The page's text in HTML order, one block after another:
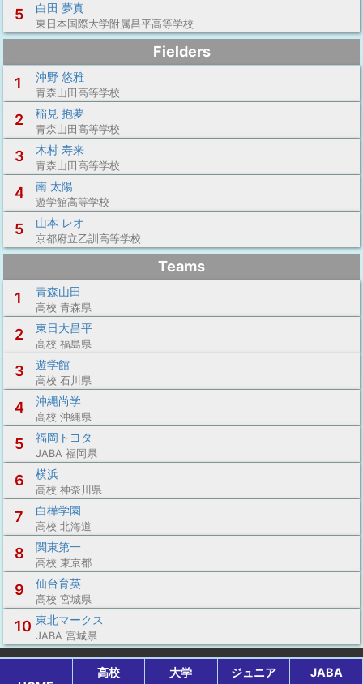
5 白田 夢真
東日本国際大学附属昌平高等学校
Fielders
1
沖野 悠雅
青森山田高等学校
2 稲見 抱夢
青森山田高等学校
3 木村 寿来
青森山田高等学校
4 南 太陽
遊学館高等学校
5 山本 レオ
京都府立乙訓高等学校
Teams
1
青森山田
高校 青森県
2 東日大昌平
高校 福島県
3 遊学館
高校 石川県
4 沖縄尚学
高校 沖縄県
5 福岡トヨタ
JABA 福岡県
6 横浜
高校 神奈川県
7 白樺学園
高校 北海道
8 関東第一
高校 東京都
9 仙台育英
高校 宮城県
10 東北マークス
JABA 宮城県
高校 大学 ジュニア JABA